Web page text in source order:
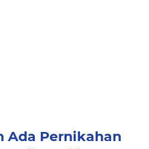
Ada Pernikahan